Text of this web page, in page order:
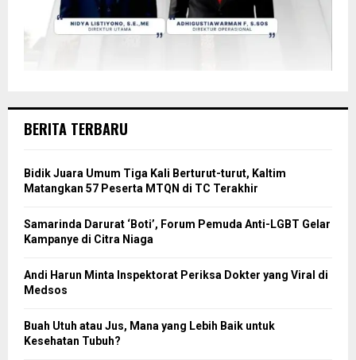
BERITA TERBARU
Bidik Juara Umum Tiga Kali Berturut-turut, Kaltim
Matangkan 57 Peserta MTQN di TC Terakhir
Samarinda Darurat ‘Boti’, Forum Pemuda Anti-LGBT Gelar
Kampanye di Citra Niaga
Andi Harun Minta Inspektorat Periksa Dokter yang Viral di
Medsos
Buah Utuh atau Jus, Mana yang Lebih Baik untuk
Kesehatan Tubuh?